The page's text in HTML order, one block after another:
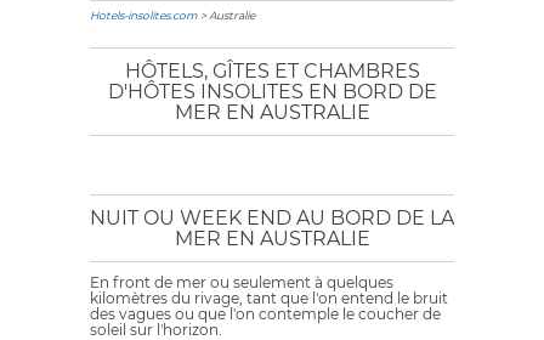
Hotels-insolites.com > Australie
HÔTELS, GÎTES ET CHAMBRES
D'HÔTES INSOLITES EN BORD DE
MER EN AUSTRALIE
NUIT OU WEEK END AU BORD DE LA
MER EN AUSTRALIE
En front de mer ou seulement à quelques
kilomètres du rivage, tant que l'on entend le bruit
des vagues ou que l'on contemple le coucher de
soleil sur l'horizon.